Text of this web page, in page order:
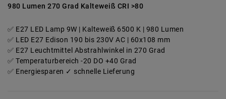
980 Lumen 270 Grad Kalteweiß CRI >80
E27 LED Lamp 9W | Kalteweiß 6500 K | 980 Lumen
LED E27 Edison 190 bis 230V AC | 60x108 mm
E27 Leuchtmittel Abstrahlwinkel in 270 Grad
Temperaturbereich -20 DO +40 Grad
Energiesparen ✓ schnelle Lieferung